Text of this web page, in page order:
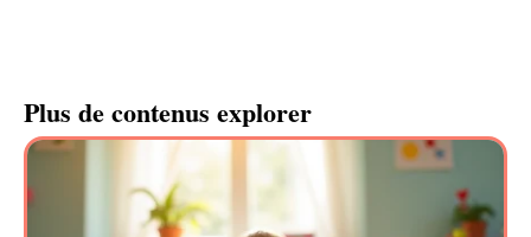
Plus de contenus explorer